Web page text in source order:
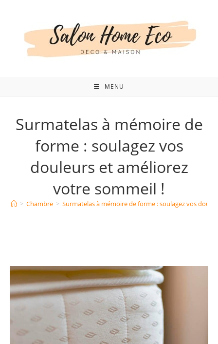
MENU
Surmatelas à mémoire de
forme : soulagez vos
douleurs et améliorez
votre sommeil !
> Chambre > Surmatelas à mémoire de forme : soulagez vos